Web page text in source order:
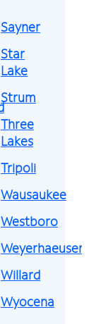
Sayner
Star
Lake
Strum
Three
Lakes
Tripoli
Wausaukee
Westboro
Weyerhaeuser
Willard
Wyocena